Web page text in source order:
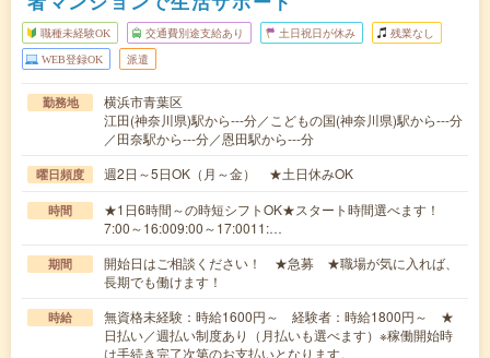
職種未経験OK 交通費別途支給あり 土日祝日が休み 残業なし
WEB登録OK 派遣
勤務地
横浜市青葉区
江田(神奈川県)駅から---分／こどもの国(神奈川県)駅から---分
／田奈駅から---分／恩田駅から---分
曜日頻度 週2日～5日OK（月～金） ★土日休みOK
時間
★1日6時間～の時短シフトOK★スタート時間選べます！
7:00～16:009:00～17:0011:…
期間
開始日はご相談ください！ ★急募 ★職場が気に入れば、
長期でも働けます！
時給
無資格未経験：時給1600円～ 経験者：時給1800円～ ★
日払い／週払い制度あり（月払いも選べます）※稼働開始時
は手続き完了次第のお支払いとなります。